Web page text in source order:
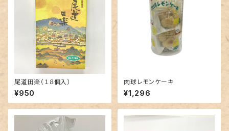
尾道田楽（１８個入）
¥950
肉球レモンケーキ
¥1,296